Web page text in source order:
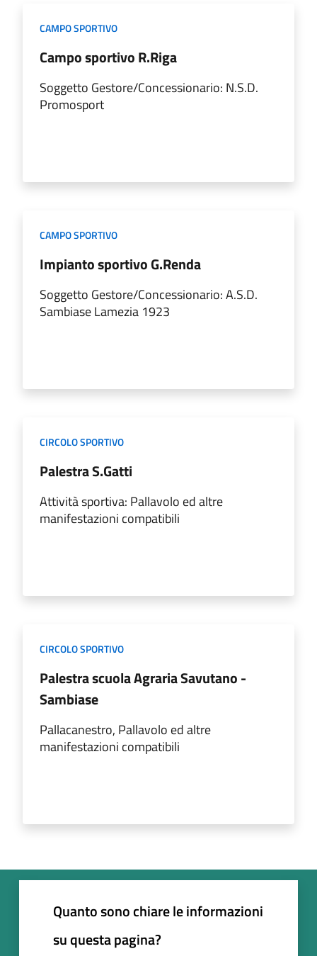
CAMPO SPORTIVO
Campo sportivo R.Riga
Soggetto Gestore/Concessionario: N.S.D.
Promosport
CAMPO SPORTIVO
Impianto sportivo G.Renda
Soggetto Gestore/Concessionario: A.S.D.
Sambiase Lamezia 1923
CIRCOLO SPORTIVO
Palestra S.Gatti
Attività sportiva: Pallavolo ed altre
manifestazioni compatibili
CIRCOLO SPORTIVO
Palestra scuola Agraria Savutano -
Sambiase
Pallacanestro, Pallavolo ed altre
manifestazioni compatibili
Quanto sono chiare le informazioni
su questa pagina?